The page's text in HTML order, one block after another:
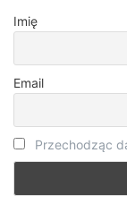
Imię
Email
Przechodząc